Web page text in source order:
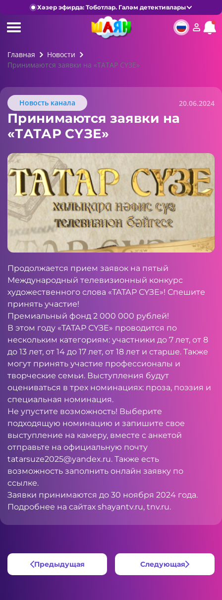
Хәзер эфирда: Тоботлар. Галәм детективлары
Главная
Новости
Принимаются заявки на «ТАТАР СҮЗЕ»
Новость канала 20.06.2024
Принимаются заявки на
«ТАТАР СҮЗЕ»
Продолжается прием заявок на пятый
Международный телевизионный конкурс
художественного слова «ТАТАР СҮЗЕ»! Спешите
принять участие!
Премиальный фонд 2 000 000 рублей!
В этом году «ТАТАР СҮЗЕ» проводится по
нескольким категориям: участники до 7 лет, от 8
до 13 лет, от 14 до 17 лет, от 18 лет и старше. Также
могут принять участие профессионалы и
творческие семьи. Выступления будут
оцениваться в трех номинациях: проза, поэзия и
специальная номинация.
Не упустите возможность! Выберите
подходящую номинацию и запишите свое
выступление на камеру, вместе с анкетой
отправьте на официальную почту
tatarsuze2025@yandex.ru. Также есть
возможность заполнить онлайн заявку по
ссылке.
Заявки принимаются до 30 ноября 2024 года.
Подробнее на сайтах shayantv.ru, tnv.ru.
Предыдущая Следующая